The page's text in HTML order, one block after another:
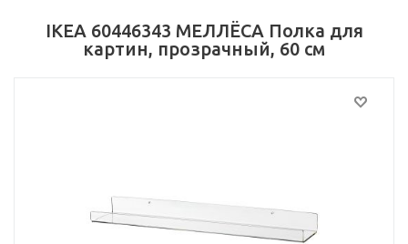
IKEA 60446343 МЕЛЛЁСА Полка для
картин, прозрачный, 60 см